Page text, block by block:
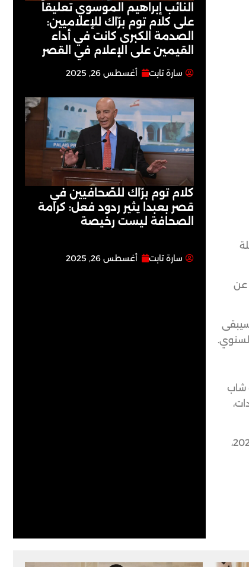
النائب إبراهيم الموسوي تعليقاً
على كلام توم برّاك للإعلاميين:
الصدمة الكبرى كانت في أداء
القيمين على ‏الإعلام في القصر
سارة تابت أغسطس 26, 2025
كلام توم برّاك للصّحافيين في
قصر بعبدا يثير ردود فعل: كرامة
الصحافة ليست رخيصة
سارة تابت أغسطس 26, 2025
عن
سيبقى
شاب
يذكر أن النجم الأرجنتيني المخضرم، ليونيل ميسي، قائد نادي إنتر ميامي الأمريكي، حصد جائزة الكرة الذهبية لأفضل لاعب في عام 2023،